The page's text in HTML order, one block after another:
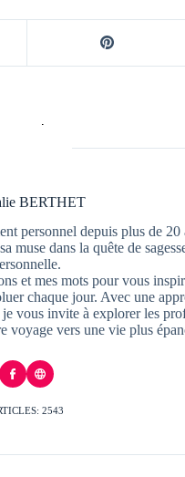
BERTHET
personnel depuis plus de
muse dans la quête de
et mes mots pour vous
chaque jour. Avec une
vous invite à explorer les
voyage vers une vie plus
2543